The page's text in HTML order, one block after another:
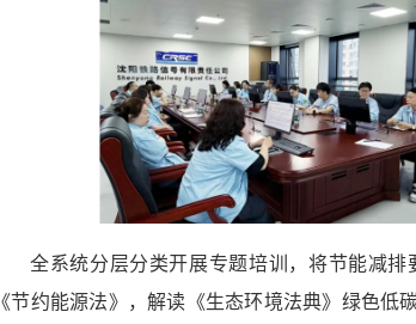
全系统分层分类开展专题培训，将节能减
《节约能源法》，解读《生态环境法典》绿色